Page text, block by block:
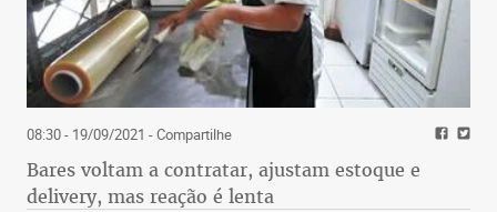
08:30 - 19/09/2021 - Compartilhe
Bares voltam a contratar, ajustam estoque e
delivery, mas reação é lenta